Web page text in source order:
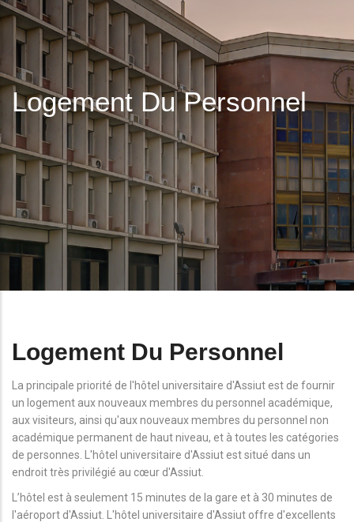
Logement Du Personnel
Logement Du Personnel
La principale priorité de l'hôtel universitaire d'Assiut est de fournir
un logement aux nouveaux membres du personnel académique,
aux visiteurs, ainsi qu'aux nouveaux membres du personnel non
académique permanent de haut niveau, et à toutes les catégories
de personnes. L'hôtel universitaire d'Assiut est situé dans un
endroit très privilégié au cœur d'Assiut.
L’hôtel est à seulement 15 minutes de la gare et à 30 minutes de
l'aéroport d'Assiut. L'hôtel universitaire d'Assiut offre d'excellents